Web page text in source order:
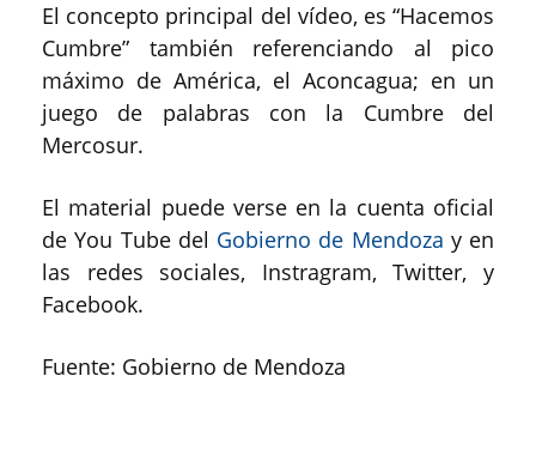
El concepto principal del vídeo, es “Hacemos
Cumbre” también referenciando al pico
máximo de América, el Aconcagua; en un
juego de palabras con la Cumbre del
Mercosur.
El material puede verse en la cuenta oficial
de You Tube del Gobierno de Mendoza y en
las redes sociales, Instragram, Twitter, y
Facebook.
Fuente: Gobierno de Mendoza